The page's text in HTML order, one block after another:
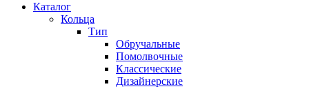
Каталог
Кольца
Тип
Обручальные
Помолвочные
Классические
Дизайнерские